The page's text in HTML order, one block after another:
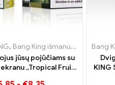
cigaretės Nyderlandai
,Vienkartinės elektroninės
,Vienkartinės elektroninės
, Bang King išmanusis ekranas 15000 Puff
jūsų pojūčiams su
„Tropical Fruit
Bang
KING